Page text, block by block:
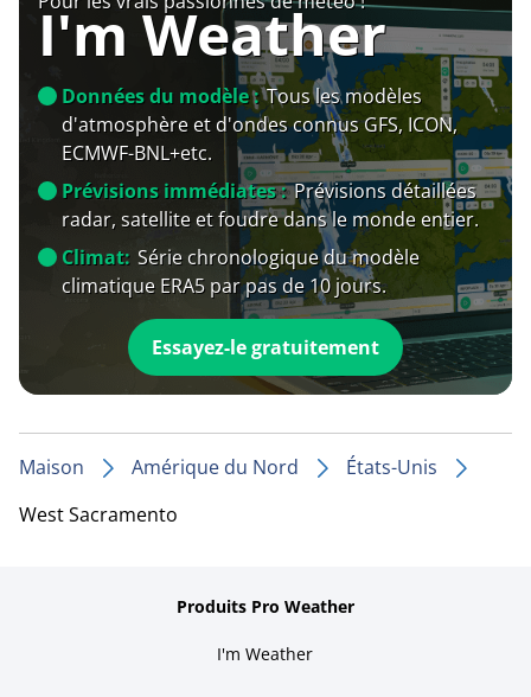
I'm Weather
Données du modèle : Tous les modèles
d'atmosphère et d'ondes connus GFS, ICON,
ECMWF-BNL+etc.
Prévisions immédiates : Prévisions détaillées
radar, satellite et foudre dans le monde entier.
Climat: Série chronologique du modèle
climatique ERA5 par pas de 10 jours.
Essayez-le gratuitement
Maison Amérique du Nord
États-Unis
West Sacramento
Produits Pro Weather
I'm Weather